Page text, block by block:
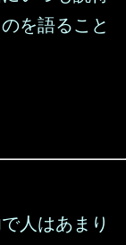
を語ること
人はあまり